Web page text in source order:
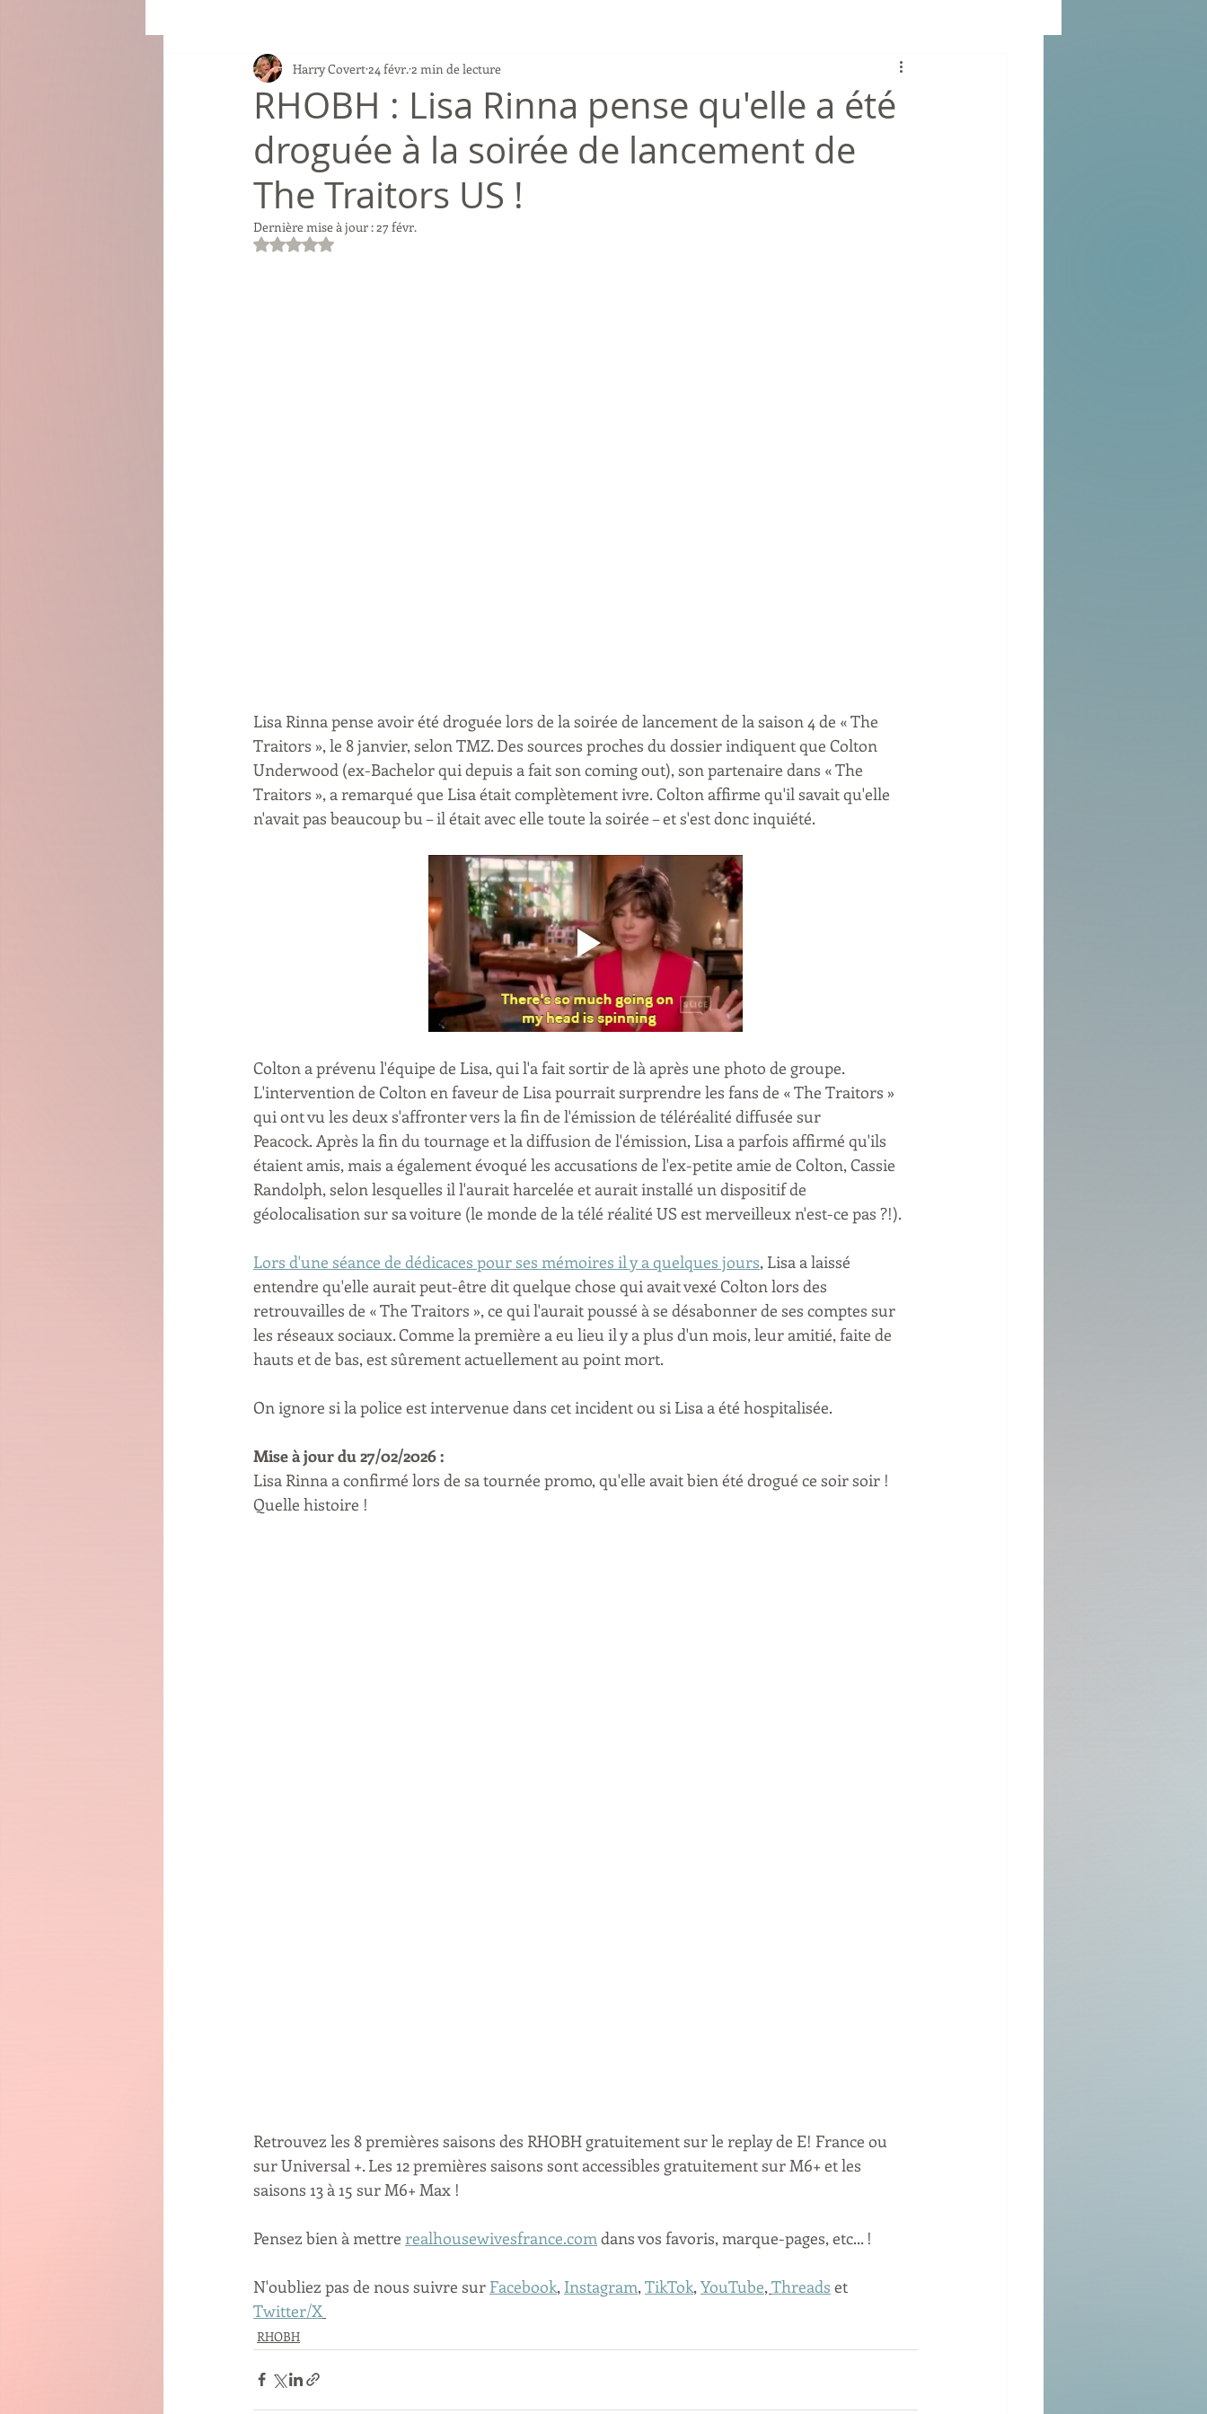
RHOBH : Lisa Rinna pense qu'elle a été
droguée à la soirée de lancement de
The Traitors US !
Harry Covert 24 févr. 2 min de lecture
Dernière mise à jour :27 févr.
Noté NaN étoiles sur 5.
Lisa Rinna pense avoir été droguée lors de la soirée de lancement de la saison 4 de « The
Traitors », le 8 janvier, selon TMZ. Des sources proches du dossier indiquent que Colton
Underwood (ex-Bachelor qui depuis a fait son coming out), son partenaire dans « The
Traitors », a remarqué que Lisa était complètement ivre. Colton affirme qu'il savait qu'elle
n'avait pas beaucoup bu – il était avec elle toute la soirée – et s'est donc inquiété.
Colton a prévenu l'équipe de Lisa, qui l'a fait sortir de là après une photo de groupe.
L'intervention de Colton en faveur de Lisa pourrait surprendre les fans de « The Traitors »
qui ont vu les deux s'affronter vers la fin de l'émission de téléréalité diffusée sur
Peacock. Après la fin du tournage et la diffusion de l'émission, Lisa a parfois affirmé qu'ils
étaient amis, mais a également évoqué les accusations de l'ex-petite amie de Colton, Cassie
Randolph, selon lesquelles il l'aurait harcelée et aurait installé un dispositif de
géolocalisation sur sa voiture (le monde de la télé réalité US est merveilleux n'est-ce pas ?!).
Lors d'une séance de dédicaces pour ses mémoires il y a quelques jours, Lisa a laissé
entendre qu'elle aurait peut-être dit quelque chose qui avait vexé Colton lors des
retrouvailles de « The Traitors », ce qui l'aurait poussé à se désabonner de ses comptes sur
les réseaux sociaux. Comme la première a eu lieu il y a plus d'un mois, leur amitié, faite de
hauts et de bas, est sûrement actuellement au point mort.
On ignore si la police est intervenue dans cet incident ou si Lisa a été hospitalisée.
Mise à jour du 27/02/2026 :
Lisa Rinna a confirmé lors de sa tournée promo, qu'elle avait bien été drogué ce soir soir !
Quelle histoire !
Retrouvez les 8 premières saisons des RHOBH gratuitement sur le replay de E! France ou
sur Universal +. Les 12 premières saisons sont accessibles gratuitement sur M6+ et les
saisons 13 à 15 sur M6+ Max !
Pensez bien à mettre realhousewivesfrance.com dans vos favoris, marque-pages, etc... !
N'oubliez pas de nous suivre sur Facebook, Instagram, TikTok, YouTube, Threads et
Twitter/X
RHOBH